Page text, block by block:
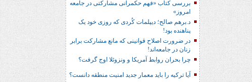
بررسی کتاب «فهم حکمرانی مشارکتی در جامعه
امروز»
د.برهم صالح؛ دیپلمات کُردی که روزی خود یک
پناهنده بود!
در ضرورت اصلاح قوانینی که مانع مشارکت برابر
زنان در جامعه‌اند!
چرا بحران روابط آمریکا و ونزوئلا اوج گرفت؟
آیا ترکیه را باید معمار جدید امنیت منطقه دانست؟